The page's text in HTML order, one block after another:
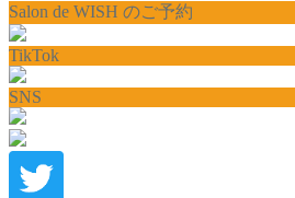
Salon de WISH のご予約
TikTok
SNS